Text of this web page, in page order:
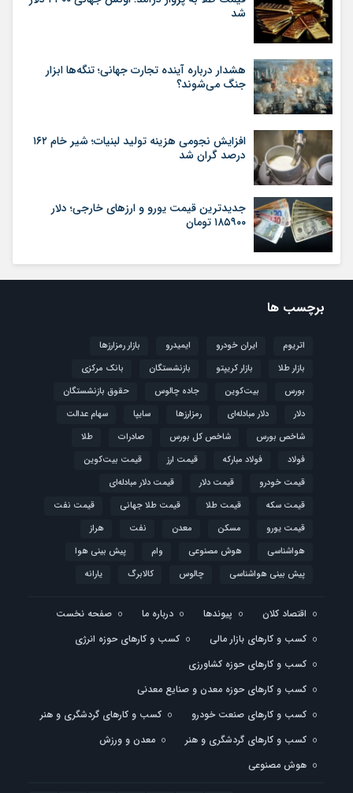
شد
هشدار درباره آینده تجارت جهانی؛ تنگه‌ها ابزار
جنگ می‌شوند؟
افزایش نجومی هزینه تولید لبنیات؛ شیر خام ۱۶۲
درصد گران شد
جدیدترین قیمت یورو و ارزهای خارجی؛ دلار
۱۸۵۹۰۰ تومان
برچسب ها
اتریوم ایران خودرو ایمیدرو
بازار رمزارزها
بازار طلا
بازار کریپتو بازنشستگان
بانک مرکزی
بورس
بیت‌کوین جاده چالوس
حقوق بازنشستگان
دلار
دلار مبادله‌ای رمزارزها سایپا
سهام عدالت
شاخص بورس
شاخص کل بورس صادرات
طلا
فولاد
فولاد مبارکه قیمت ارز
قیمت بیت‌کوین
قیمت خودرو
قیمت دلار
قیمت دلار مبادله‌ای
قیمت سکه
قیمت طلا قیمت طلا جهانی
قیمت نفت
قیمت یورو
مسکن معدن نفت
هراز
هواشناسی
هوش مصنوعی وام
پیش بینی هوا
پیش بینی هواشناسی
چالوس کالابرگ یارانه
اقتصاد کلان پیوندها درباره ما
صفحه نخست
کسب و کارهای بازار مالی
کسب و کارهای حوزه انرژی
کسب و کارهای حوزه کشاورزی
کسب و کارهای حوزه معدن و صنایع معدنی
کسب و کارهای صنعت خودرو
کسب و کارهای گردشگری و هنر
کسب و کارهای گردشگری و هنر
معدن و ورزش
هوش مصنوعی